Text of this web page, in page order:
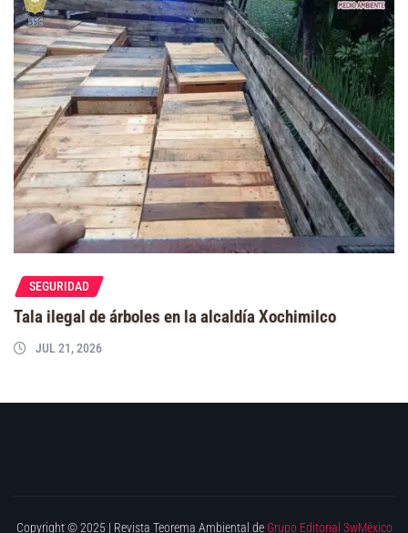
SEGURIDAD
Tala ilegal de árboles en la alcaldía Xochimilco
JUL 21, 2026
Copyright © 2025 | Revista Teorema Ambiental de Grupo Editorial 3wMéxico